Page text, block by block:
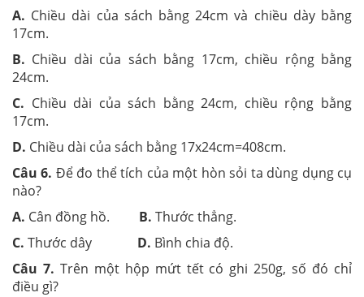
A. Chiều dài của sách bằng 24cm và chiều dày bằng
17cm.
B. Chiều dài của sách bằng 17cm, chiều rộng bằng
24cm.
C. Chiều dài của sách bằng 24cm, chiều rộng bằng
17cm.
D. Chiều dài của sách bằng 17x24cm=408cm.
Câu 6. Để đo thể tích của một hòn sỏi ta dùng dụng cụ
nào?
A. Cân đồng hồ. B. Thước thẳng.
C. Thước dây D. Bình chia độ.
Câu 7. Trên một hộp mứt tết có ghi 250g, số đó chỉ
điều gì?